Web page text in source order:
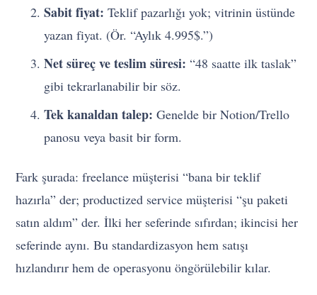
Sabit fiyat: Teklif pazarlığı yok; vitrinin üstünde
yazan fiyat. (Ör. “Aylık 4.995$.”)
Net süreç ve teslim süresi: “48 saatte ilk taslak”
gibi tekrarlanabilir bir söz.
Tek kanaldan talep: Genelde bir Notion/Trello
panosu veya basit bir form.
Fark şurada: freelance müşterisi “bana bir teklif
hazırla” der; productized service müşterisi “şu paketi
satın aldım” der. İlki her seferinde sıfırdan; ikincisi her
seferinde aynı. Bu standardizasyon hem satışı
hızlandırır hem de operasyonu öngörülebilir kılar.